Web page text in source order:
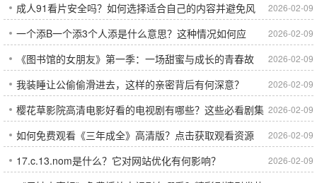
成人91看片安全吗？如何选择适合自己的内容并避免风
险：观看时应注意哪些问题？
2026-02-09
一个添B一个添3个人添是什么意思？这种情况如何应
对？
2026-02-09
《图书馆的女朋友》第一季：一场甜蜜与成长的青春故
事，值得一看吗？
2026-02-09
我装睡让公偷偷滑进去，这样的亲密背后有何深意？ 2026-02-09
樱花草影院高清电影好看的电视剧有哪些？这些必看剧集
推荐！
2026-02-09
如何免费观看《三年成全》高清版？点击获取观看资源 2026-02-09
17.c.13.nom是什么？它对网站优化有何影响？ 2026-02-09